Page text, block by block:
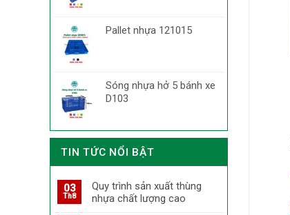
Pallet nhựa 121015
Sóng nhựa hở 5 bánh xe
D103
TIN TỨC NỔI BẬT
03
Th8
Quy trình sản xuất thùng
nhựa chất lượng cao